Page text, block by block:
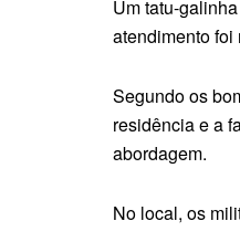
Um tatu-
atendimento foi
Segundo os
residência e a
abordagem.
No local, os